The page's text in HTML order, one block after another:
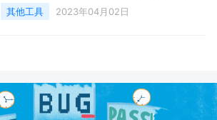
具，但是16 Software Breevy需要激活才能使
用全部功能，怎么激活16 Software Breevy
其他工具 2023年04月02日